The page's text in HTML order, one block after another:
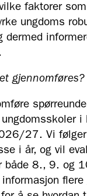
faktorer
ungdoms
dermed
gjennomføres?
i
27. Vi følger
i år, og vil
både 8., 9. og
flere